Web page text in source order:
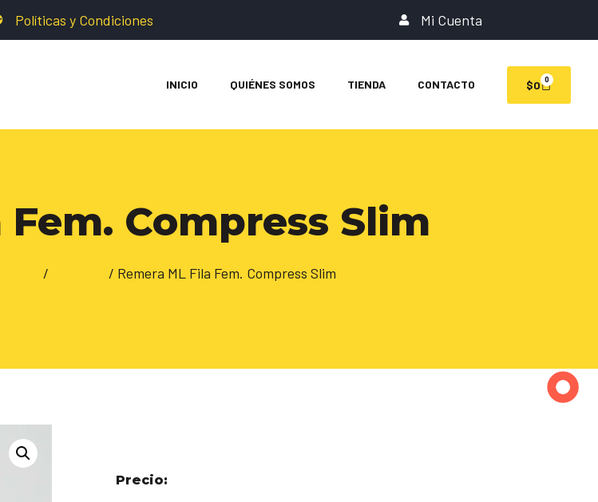
Políticas y Condiciones Mi Cuenta
INICIO QUIÉNES SOMOS TIENDA CONTACTO $0 0
Fem. Compress Slim
/ / Remera ML Fila Fem. Compress Slim
Precio: